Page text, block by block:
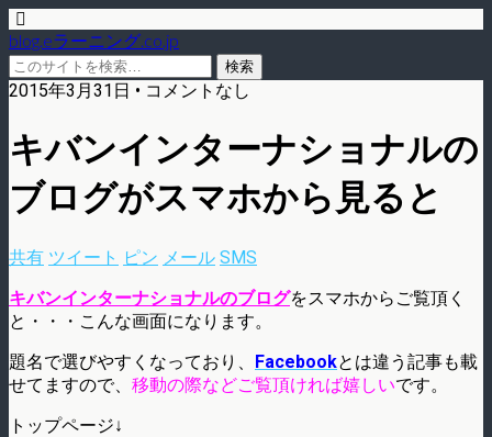
blog.eラーニング.co.jp
2015年3月31日 • コメントなし
キバンインターナショナルの
ブログがスマホから見ると
共有 ツイート ピン メール SMS
キバンインターナショナルのブログをスマホからご覧頂く
と・・・こんな画面になります。
題名で選びやすくなっており、 Facebookとは違う記事も載
せてますので、 移動の際などご覧頂ければ嬉しいです。
トップページ↓